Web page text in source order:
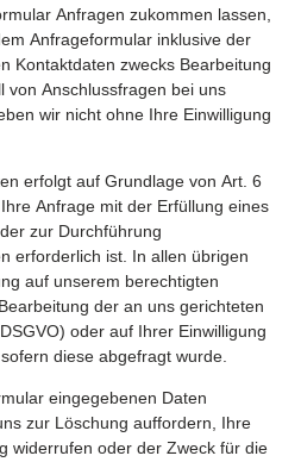
Anfragen zukommen lassen,
Anfrageformular inklusive der
Kontaktdaten zwecks Bearbeitung
von Anschlussfragen bei uns
wir nicht ohne Ihre Einwilligung
erfolgt auf Grundlage von Art. 6
Anfrage mit der Erfüllung eines
zur Durchführung
erforderlich ist. In allen übrigen
auf unserem berechtigten
der an uns gerichteten
oder auf Ihrer Einwilligung
diese abgefragt wurde.
eingegebenen Daten
zur Löschung auffordern, Ihre
widerrufen oder der Zweck für die